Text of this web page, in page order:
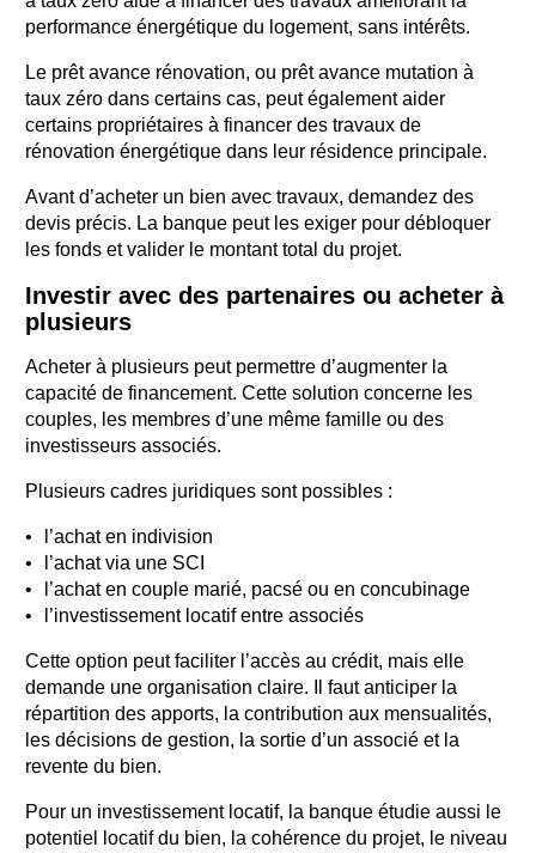
performance énergétique du logement, sans intérêts.
Le prêt avance rénovation, ou prêt avance mutation à
taux zéro dans certains cas, peut également aider
certains propriétaires à financer des travaux de
rénovation énergétique dans leur résidence principale.
Avant d’acheter un bien avec travaux, demandez des
devis précis. La banque peut les exiger pour débloquer
les fonds et valider le montant total du projet.
Investir avec des partenaires ou acheter à
plusieurs
Acheter à plusieurs peut permettre d’augmenter la
capacité de financement. Cette solution concerne les
couples, les membres d’une même famille ou des
investisseurs associés.
Plusieurs cadres juridiques sont possibles :
l’achat en indivision
l’achat via une SCI
l’achat en couple marié, pacsé ou en concubinage
l’investissement locatif entre associés
Cette option peut faciliter l’accès au crédit, mais elle
demande une organisation claire. Il faut anticiper la
répartition des apports, la contribution aux mensualités,
les décisions de gestion, la sortie d’un associé et la
revente du bien.
Pour un investissement locatif, la banque étudie aussi le
potentiel locatif du bien, la cohérence du projet, le niveau